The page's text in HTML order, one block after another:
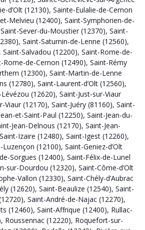
d’Olt (12130), Sainte-Eulalie-de-Cernon
Melvieu (12400), Saint-Symphorien-de-
Saint-Sever-du-Moustier (12370), Saint-
, Saint-Saturnin-de-Lenne (12560),
, Saint-Salvadou (12200), Saint-Rome-de-
Rome-de-Cernon (12490), Saint-Rémy
(12300), Saint-Martin-de-Lenne
(12780), Saint-Laurent-d’Olt (12560),
(12620), Saint-Just-sur-Viaur
Viaur (12170), Saint-Juéry (81160), Saint-
et-Saint-Paul (12250), Saint-Jean-du-
Jean-Delnous (12170), Saint-Jean-
Saint-Izaire (12480), Saint-Igest (12260),
(12100), Saint-Geniez-d’Olt
Sorgues (12400), Saint-Félix-de-Lunel
sur-Dourdou (12320), Saint-Côme-d’Olt
Vallon (12330), Saint-Chély-d’Aubrac
(12620), Saint-Beaulize (12540), Saint-
, Saint-André-de-Najac (12270),
(12460), Saint-Affrique (12400), Rullac-
, Roussennac (12220), Roquefort-sur-